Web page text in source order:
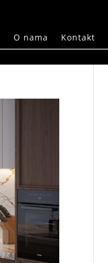
O nama Kontakt